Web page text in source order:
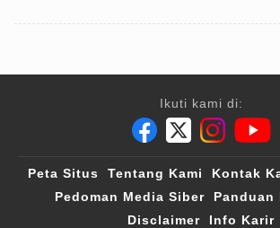
Ikuti kami di:
Peta Situs Tentang Kami Kontak
Pedoman Media Siber
Panduan
Disclaimer
Info Karir